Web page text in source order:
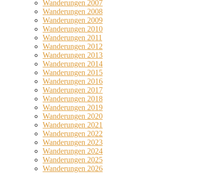
Wanderungen 2007
Wanderungen 2008
Wanderungen 2009
Wanderungen 2010
Wanderungen 2011
Wanderungen 2012
Wanderungen 2013
Wanderungen 2014
Wanderungen 2015
Wanderungen 2016
Wanderungen 2017
Wanderungen 2018
Wanderungen 2019
Wanderungen 2020
Wanderungen 2021
Wanderungen 2022
Wanderungen 2023
Wanderungen 2024
Wanderungen 2025
Wanderungen 2026